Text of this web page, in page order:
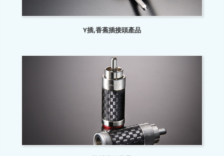
Y插,香蕉插接頭產品